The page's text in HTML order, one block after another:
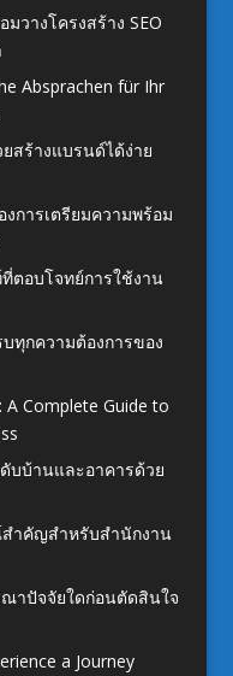
วางโครงสร้าง SEO
Absprachen für Ihr
สร้างแบรนด์ได้ง่าย
การเตรียมความพร้อม
ตอบโจทย์การใช้งาน
ทุกความต้องการของ
A Complete Guide to
บบ้านและอาคารด้วย
ำคัญสำหรับสำนักงาน
าปัจจัยใดก่อนตัดสินใจ
a Journey